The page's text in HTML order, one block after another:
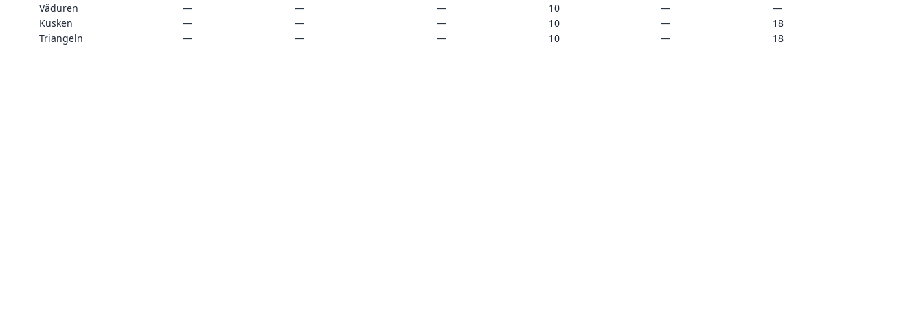
Väduren
— — — 10 —
—
Kusken
— — — 10 —
18
Triangeln
— — — 10 — 18